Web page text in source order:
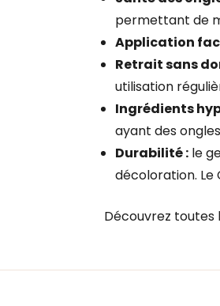
permettant de
Application
Retrait sans
utilisation
Ingrédients
ayant des
Durabilité : le
décoloration. Le
Découvrez toutes